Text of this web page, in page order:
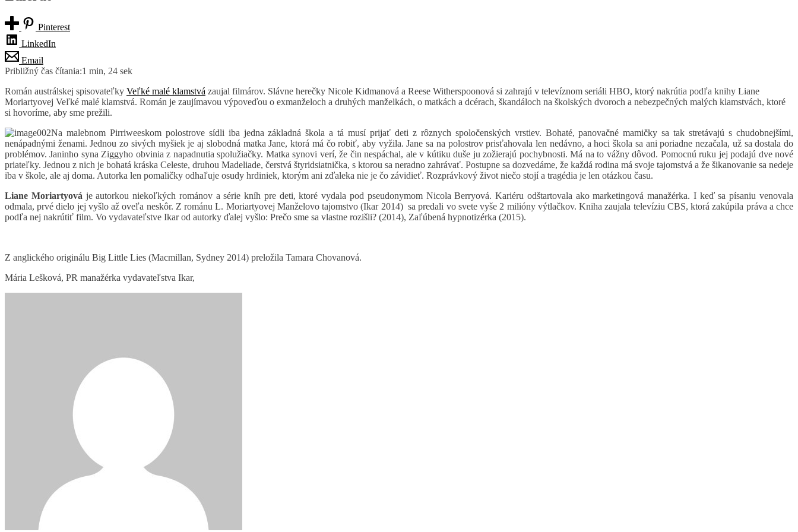
Pinterest
LinkedIn
Email
Približný čas čítania:1 min, 24 sek
Román austrálskej spisovateľky Veľké malé klamstvá zaujal filmárov. Slávne herečky Nicole Kidmanová a Reese Witherspoonová si zahrajú v televíznom seriáli HBO, ktorý nakrútia podľa knihy Liane
Moriartyovej Veľké malé klamstvá. Román je zaujímavou výpoveďou o exmanželoch a druhých manželkách, o matkách a dcérach, škandáloch na školských dvoroch a nebezpečných malých klamstvách, ktoré
si hovoríme, aby sme prežili.
Na malebnom Pirriweeskom polostrove sídli iba jedna základná škola a tá musí prijať deti z rôznych spoločenských vrstiev. Bohaté, panovačné mamičky sa tak stretávajú s chudobnejšími,
nenápadnými ženami. Jednou zo sivých myšiek je aj slobodná matka Jane, ktorá má čo robiť, aby vyžila. Jane sa na polostrov prisťahovala len nedávno, a hoci škola sa ani poriadne nezačala, už sa dostala do
problémov. Janinho syna Ziggyho obvinia z napadnutia spolužiačky. Matka synovi verí, že čin nespáchal, ale v kútiku duše ju zožierajú pochybnosti. Má na to vážny dôvod. Pomocnú ruku jej podajú dve nové
priateľky. Jednou z nich je bohatá kráska Celeste, druhou Madeliade, čerstvá štyridsiatnička, s ktorou sa neradno zahrávať. Postupne sa dozvedáme, že každá rodina má svoje tajomstvá a že šikanovanie sa nedeje
iba v škole, ale aj doma. Autorka len pomaličky odhaľuje osudy hrdiniek, ktorým ani zďaleka nie je čo závidieť. Rozprávkový život niečo stojí a tragédia je len otázkou času.
Liane Moriartyová je autorkou niekoľkých románov a série kníh pre deti, ktoré vydala pod pseudonymom Nicola Berryová. Kariéru odštartovala ako marketingová manažérka. I keď sa písaniu venovala
odmala, prvé dielo jej vyšlo až oveľa neskôr. Z románu L. Moriartyovej Manželovo tajomstvo (Ikar 2014) sa predali vo svete vyše 2 milióny výtlačkov. Kniha zaujala televíziu CBS, ktorá zakúpila práva a chce
podľa nej nakrútiť film. Vo vydavateľstve Ikar od autorky ďalej vyšlo: Prečo sme sa vlastne rozišli? (2014), Zaľúbená hypnotizérka (2015).
Z anglického originálu Big Little Lies (Macmillan, Sydney 2014) preložila Tamara Chovanová.
Mária Lešková, PR manažérka vydavateľstva Ikar,